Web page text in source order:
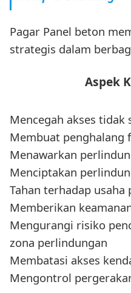
Pagar Panel beton
strategis dalam
Aspek
Mencegah akses
Membuat penghalang
Menawarkan
Menciptakan
Tahan terhadap usaha
Memberikan
Mengurangi risiko
zona perlindungan
Membatasi akses
Mengontrol